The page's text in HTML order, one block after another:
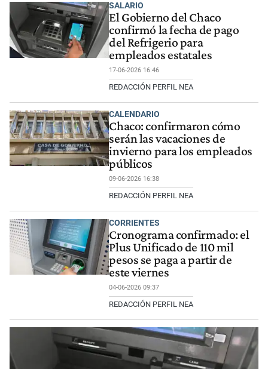
SALARIO
El Gobierno del Chaco
confirmó la fecha de pago
del Refrigerio para
empleados estatales
17-06-2026 16:46
REDACCIÓN PERFIL NEA
CALENDARIO
Chaco: confirmaron cómo
serán las vacaciones de
invierno para los empleados
públicos
09-06-2026 16:38
REDACCIÓN PERFIL NEA
CORRIENTES
Cronograma confirmado: el
Plus Unificado de 110 mil
pesos se paga a partir de
este viernes
04-06-2026 09:37
REDACCIÓN PERFIL NEA